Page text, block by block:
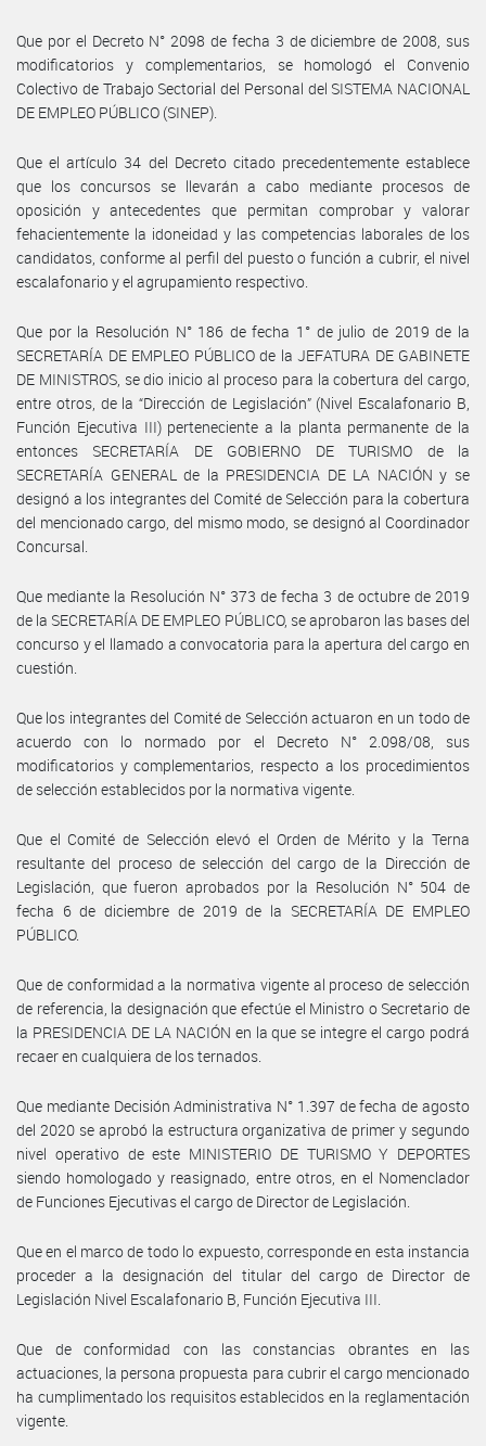
Que por el Decreto N° 2098 de fecha 3 de diciembre de 2008, sus
modificatorios y complementarios, se homologó el Convenio
Colectivo de Trabajo Sectorial del Personal del SISTEMA NACIONAL
DE EMPLEO PÚBLICO (SINEP).
Que el artículo 34 del Decreto citado precedentemente establece
que los concursos se llevarán a cabo mediante procesos de
oposición y antecedentes que permitan comprobar y valorar
fehacientemente la idoneidad y las competencias laborales de los
candidatos, conforme al perfil del puesto o función a cubrir, el nivel
escalafonario y el agrupamiento respectivo.
Que por la Resolución N° 186 de fecha 1° de julio de 2019 de la
SECRETARÍA DE EMPLEO PÚBLICO de la JEFATURA DE GABINETE
DE MINISTROS, se dio inicio al proceso para la cobertura del cargo,
entre otros, de la “Dirección de Legislación” (Nivel Escalafonario B,
Función Ejecutiva III) perteneciente a la planta permanente de la
entonces SECRETARÍA DE GOBIERNO DE TURISMO de la
SECRETARÍA GENERAL de la PRESIDENCIA DE LA NACIÓN y se
designó a los integrantes del Comité de Selección para la cobertura
del mencionado cargo, del mismo modo, se designó al Coordinador
Concursal.
Que mediante la Resolución N° 373 de fecha 3 de octubre de 2019
de la SECRETARÍA DE EMPLEO PÚBLICO, se aprobaron las bases del
concurso y el llamado a convocatoria para la apertura del cargo en
cuestión.
Que los integrantes del Comité de Selección actuaron en un todo de
acuerdo con lo normado por el Decreto N° 2.098/08, sus
modificatorios y complementarios, respecto a los procedimientos
de selección establecidos por la normativa vigente.
Que el Comité de Selección elevó el Orden de Mérito y la Terna
resultante del proceso de selección del cargo de la Dirección de
Legislación, que fueron aprobados por la Resolución N° 504 de
fecha 6 de diciembre de 2019 de la SECRETARÍA DE EMPLEO
PÚBLICO.
Que de conformidad a la normativa vigente al proceso de selección
de referencia, la designación que efectúe el Ministro o Secretario de
la PRESIDENCIA DE LA NACIÓN en la que se integre el cargo podrá
recaer en cualquiera de los ternados.
Que mediante Decisión Administrativa N° 1.397 de fecha de agosto
del 2020 se aprobó la estructura organizativa de primer y segundo
nivel operativo de este MINISTERIO DE TURISMO Y DEPORTES
siendo homologado y reasignado, entre otros, en el Nomenclador
de Funciones Ejecutivas el cargo de Director de Legislación.
Que en el marco de todo lo expuesto, corresponde en esta instancia
proceder a la designación del titular del cargo de Director de
Legislación Nivel Escalafonario B, Función Ejecutiva III.
Que de conformidad con las constancias obrantes en las
actuaciones, la persona propuesta para cubrir el cargo mencionado
ha cumplimentado los requisitos establecidos en la reglamentación
vigente.